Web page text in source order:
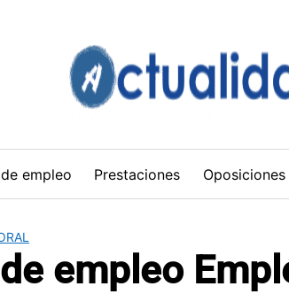
empleo Prestaciones Oposiciones
empleo